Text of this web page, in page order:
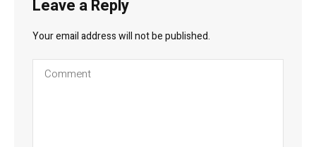
Leave a Reply
Your email address will not be published.